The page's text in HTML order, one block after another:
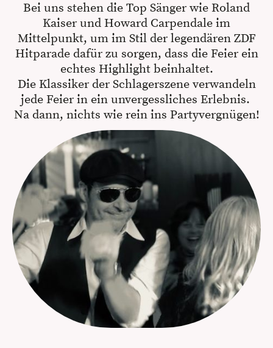
Bei uns stehen die Top Sänger wie Roland
Kaiser und Howard Carpendale im
Mittelpunkt, um im Stil der legendären ZDF
Hitparade dafür zu sorgen, dass die Feier ein
echtes Highlight beinhaltet.
Die Klassiker der Schlagerszene verwandeln
jede Feier in ein unvergessliches Erlebnis.
Na dann, nichts wie rein ins Partyvergnügen!